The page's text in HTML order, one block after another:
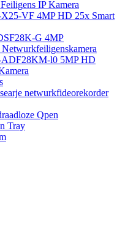
IP Kamera
VF 4MP HD 25x Smart
G 4MP
l0 5MP HD
netwurkfideorekorder
Qpen
Tray